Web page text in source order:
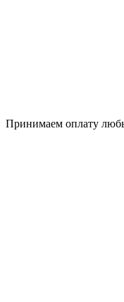
Принимаем оплату